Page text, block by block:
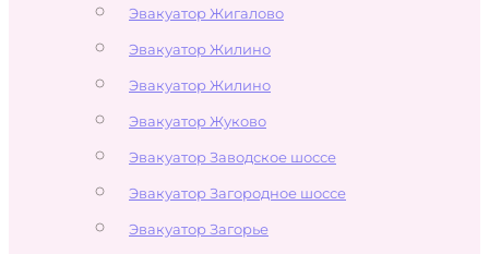
Эвакуатор Жигалово
Эвакуатор Жилино
Эвакуатор Жилино
Эвакуатор Жуково
Эвакуатор Заводское шоссе
Эвакуатор Загородное шоссе
Эвакуатор Загорье